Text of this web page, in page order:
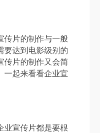
片的制作与一般
要达到电影级别的
传片的制作又会简
一起来看看企业宣
宣传片都是要根